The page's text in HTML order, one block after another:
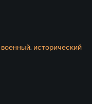
военный, исторический